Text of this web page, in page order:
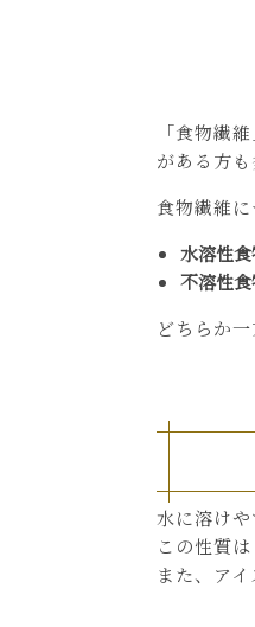
「食物繊
がある方も
食物繊維
水溶性
不溶性
どちらか
水に溶け
この性質
また、ア